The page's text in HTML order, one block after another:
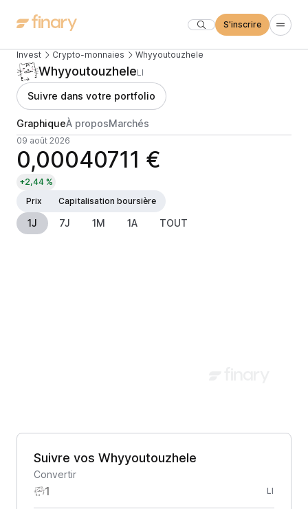
S'inscrire
Invest Crypto-monnaies Whyyoutouzhele
WhyyoutouzheleLI
Suivre dans votre portfolio
GraphiqueÀ proposMarchés
09 août 2026
0,00040711 €
+2,44 %
Prix
Capitalisation boursière
1J 7J 1M 1A TOUT
Suivre vos Whyyoutouzhele
Convertir
LI